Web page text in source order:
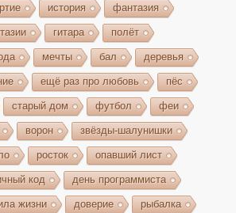
история фантазия
гитара полёт
мечты бал деревья
ещё раз про любовь пёс
старый дом футбол феи
ворон звёзды-шалунишки
росток опавший лист
код день программиста
жизни доверие рыбалка